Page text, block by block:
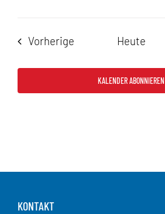
Vorherige Veranstaltungen
Heute
KALENDER ABONNIEREN
KONTAKT